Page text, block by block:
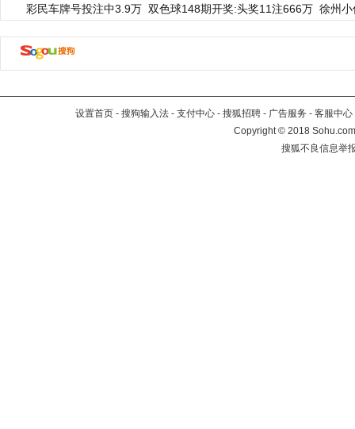
彩民车牌号投注中3.9万 双色球148期开奖:头奖11注666万 徐州
设置首页 - 搜狗输入法 - 支付中心 - 搜狐招聘 - 广告服务 - 客服中心
Copyright©2018
搜狐不良信息举